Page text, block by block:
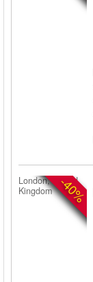
-40%
London, United
Kingdom